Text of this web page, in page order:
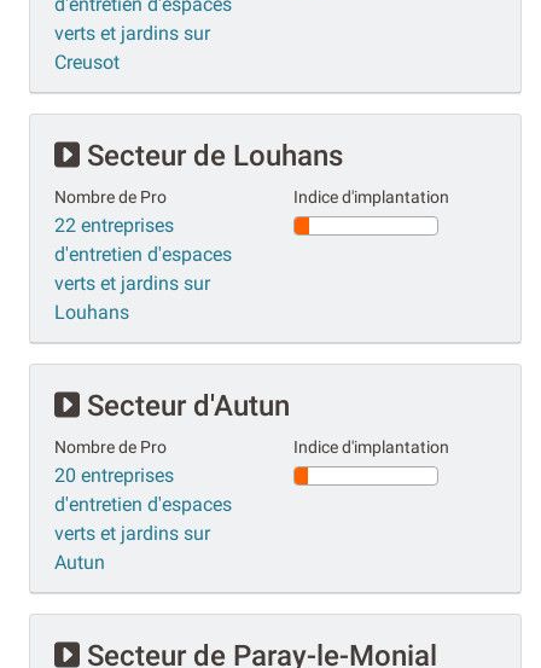
d'entretien d'espaces
verts et jardins sur
Creusot
Secteur de Louhans
Nombre de Pro
22 entreprises
d'entretien d'espaces
verts et jardins sur
Louhans
Indice d'implantation
Secteur d'Autun
Nombre de Pro
20 entreprises
d'entretien d'espaces
verts et jardins sur
Autun
Indice d'implantation
Secteur de Paray-le-Monial